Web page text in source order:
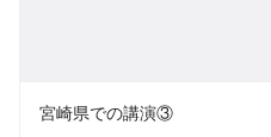
宮崎県での講演③